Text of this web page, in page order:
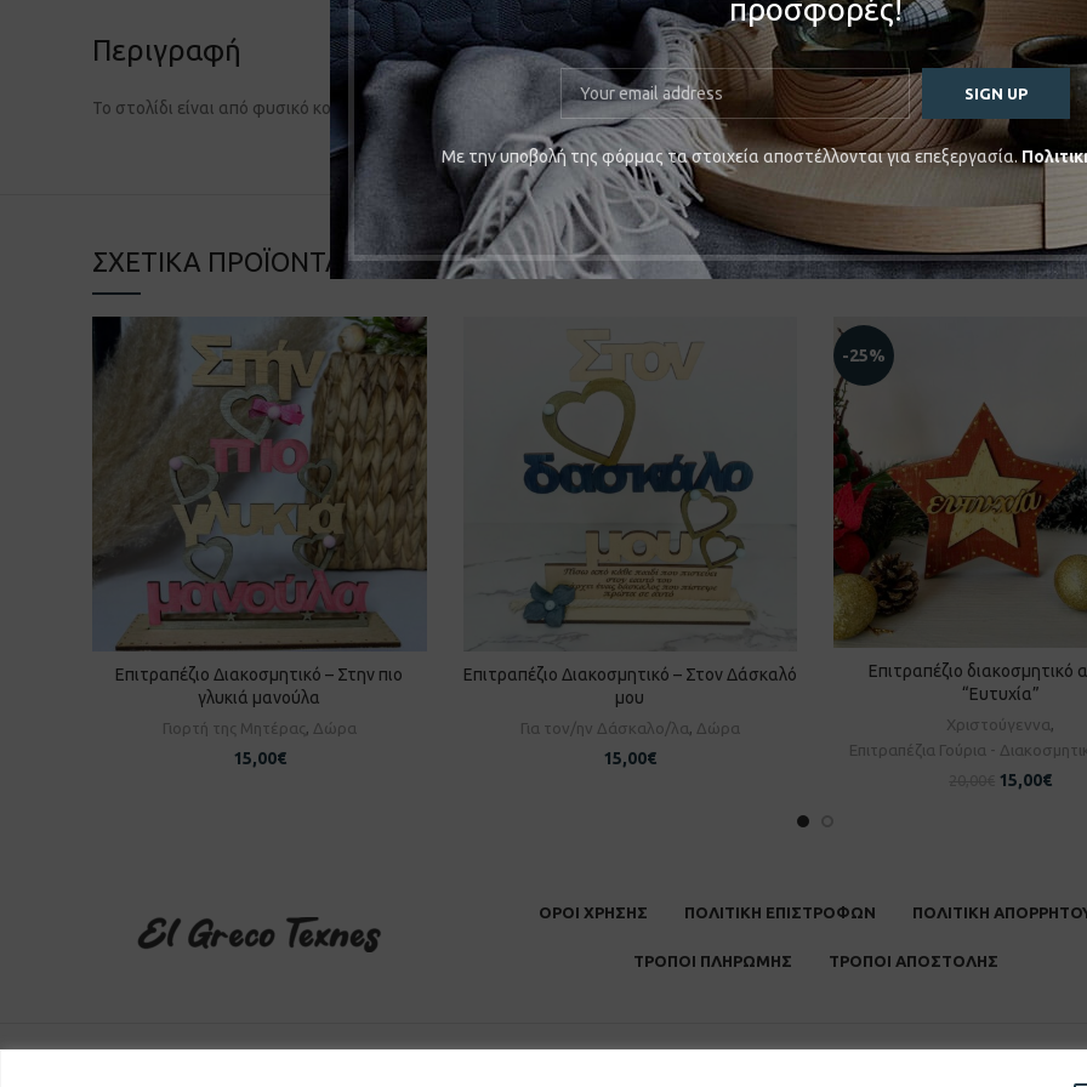
προσφορές!
Mε την υποβολή της φόρμας τα στοιχεία αποστέλλονται για επεξεργασία.
Περιγραφή
Το στολίδι είναι από φυσικό κορμό δέντρου και είναι ζωγραφισμένο στο χέρι με ακρυλικά χρώματα και διακοσμημένο με
ΣΧΕΤΙΚΆ ΠΡΟΪΌΝΤΑ
ΠΡΟΣΘΉΚΗ ΣΤΟ ΚΑΛΆΘΙ
Επιτραπέζιο Διακοσμητικό – Στην πιο
γλυκιά μανούλα
Γιορτή της Μητέρας, Δώρα
15,00€
ΠΡΟΣΘΉΚΗ ΣΤΟ ΚΑΛΆΘΙ
Επιτραπέζιο Διακοσμητικό – Στον Δάσκαλό
μου
Για τον/ην Δάσκαλο/λα, Δώρα
15,00€
-25%
ΠΡΟΣΘΉΚΗ ΣΤΟ
Επιτραπέζιο διακοσμητικό
“Ευτυχία”
Χριστούγεννα,
Επιτραπέζια Γούρια -
15,00€
ΟΡΟΙ ΧΡΗΣΗΣ ΠΟΛΙΤΙΚΗ ΕΠΙΣΤΡΟΦΩΝ ΠΟΛΙΤΙΚΗ
ΤΡΟΠΟΙ ΠΛΗΡΩΜΗΣ ΤΡΟΠΟΙ ΑΠΟΣΤΟΛΗΣ